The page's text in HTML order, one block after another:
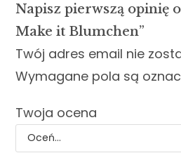
Napisz pierwszą opinię
Make it Blumchen”
Twój adres email nie
Wymagane pola są
Twoja ocena